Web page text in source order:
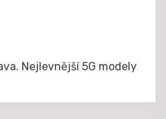
Nejlevnější 5G modely